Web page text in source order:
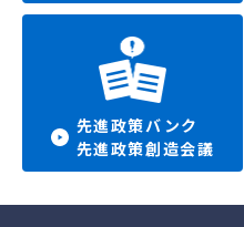
先進政策バンク
先進政策創造会議